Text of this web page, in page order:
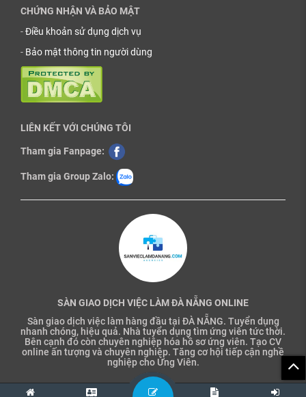
CHỨNG NHẬN VÀ BẢO MẬT
-Điều khoản sử dụng dịch vụ
- Bảo mật thông tin người dùng
LIÊN KẾT VỚI CHÚNG TÔI
Tham gia Fanpage:
Tham gia Group Zalo:
SÀN GIAO DỊCH VIỆC LÀM ĐÀ NẴNG ONLINE
Sàn giao dịch việc làm hàng đầu tại ĐÀ NẴNG. Tuyển dụng
nhanh chóng, hiệu quả. Nhà tuyển dụng tìm ứng viên tức thời.
Bên cạnh đó còn chuyên nghiệp hóa hồ sơ ứng viên. Tạo CV
online ấn tượng và chuyên nghiệp. Tăng cơ hội tiếp cận nghề
nghiệp cho Ứng Viên.